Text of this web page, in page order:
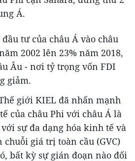
Á.
tư của châu Á vào châu
2002 lên 23% năm 2018,
Âu - nơi tỷ trọng vốn FDI
giảm.
giới KIEL đã nhấn mạnh
của châu Phi với châu Á là
sự đa dạng hóa kinh tế và
giá trị toàn cầu (GVC)
bất kỳ sự gián đoạn nào đối